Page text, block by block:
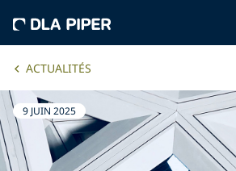
ACTUALITÉS
9 JUIN 2025